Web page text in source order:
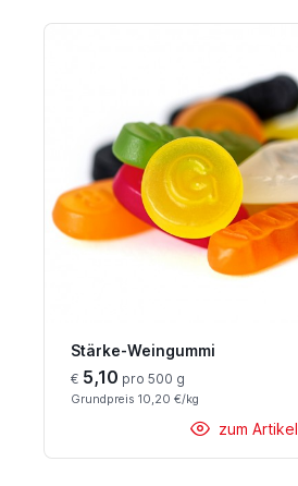
Stärke-Weingummi
€ 5,10 pro 500 g
Grundpreis 10,20 €/kg
zum Artikel